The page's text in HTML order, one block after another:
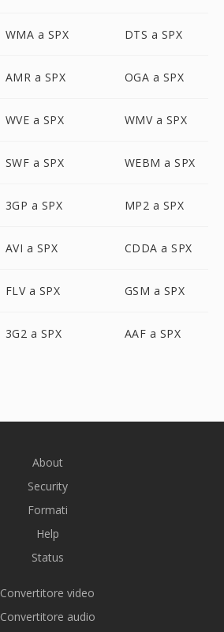
WMA a SPX DTS a SPX
AMR a SPX OGA a SPX
WVE a SPX WMV a SPX
SWF a SPX WEBM a SPX
3GP a SPX MP2 a SPX
AVI a SPX CDDA a SPX
FLV a SPX GSM a SPX
3G2 a SPX AAF a SPX
About
Security
Formati
Help
Status
Convertitore video
Convertitore audio